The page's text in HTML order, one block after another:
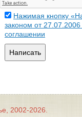
Нажимая кнопку
законом от
соглашении
Написать
2002-2026.